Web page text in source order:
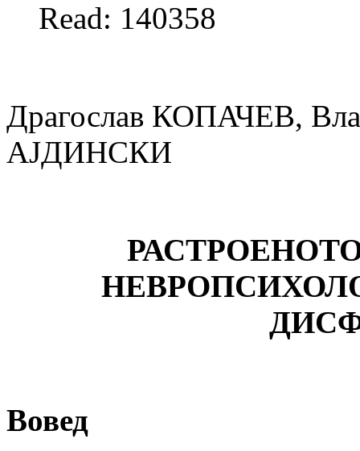
Read: 140358
Драгослав КОПАЧЕВ,
АЈДИНСКИ
Вовед